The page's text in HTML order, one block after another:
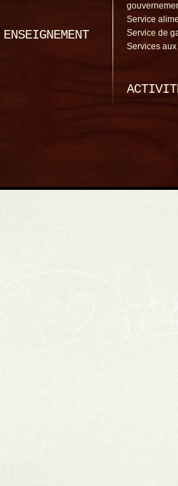
ENSEIGNEMENT
Service
Service de
Services